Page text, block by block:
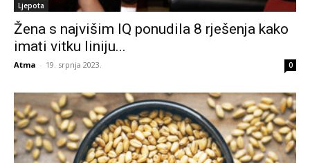
Ljepota
Žena s najvišim IQ ponudila 8 rješenja kako
imati vitku liniju...
Atma - 19. srpnja 2023. 0